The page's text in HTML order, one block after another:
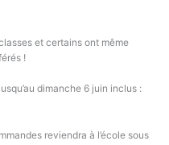
et certains ont même
!
dimanche 6 juin inclus :
reviendra à l’école sous